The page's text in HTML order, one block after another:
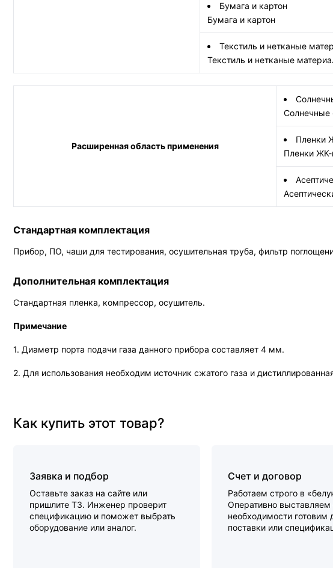
Бумага и картон
Бумага и картон
Текстиль и нетканые
Текстиль и нетканые
Расширенная область применения
Солнечные
Пленки
Пленки ЖК-
Стандартная комплектация
Прибор, ПО, чаши для тестирования, осушительная труба, фильтр
Дополнительная комплектация
Стандартная пленка, компрессор, осушитель.
Примечание
1. Диаметр порта подачи газа данного прибора составляет 4 мм.
2. Для использования необходим источник сжатого газа и
Как купить этот товар?
Заявка и подбор
Оставьте заказ на сайте или
пришлите ТЗ. Инженер проверит
спецификацию и поможет выбрать
оборудование или аналог.
Счет и договор
Работаем строго в
Оперативно выставляем
необходимости готовим
поставки или